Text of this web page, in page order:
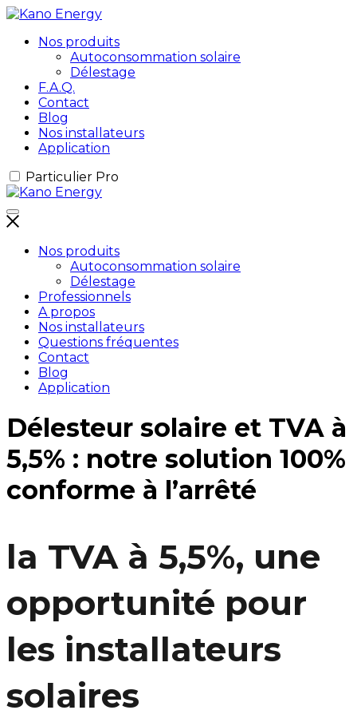
Nos produits
Autoconsommation solaire
Délestage
F.A.Q.
Contact
Blog
Nos installateurs
Application
Particulier Pro
Nos produits
Autoconsommation solaire
Délestage
Professionnels
A propos
Nos installateurs
Questions fréquentes
Contact
Blog
Application
Délesteur solaire et TVA à
5,5% : notre solution 100%
conforme à l’arrêté
la TVA à 5,5%, une
opportunité pour
les installateurs
solaires